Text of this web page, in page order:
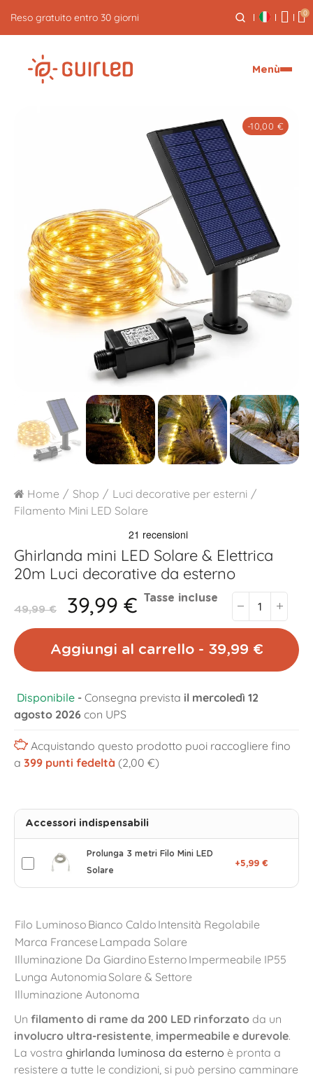
0
Menù
-10,00 €
Home Shop
Luci decorative per esterni
Filamento Mini LED Solare
Ghirlanda mini LED Solare & Elettrica
20m Luci decorative da esterno
49,99 € 39,99 € Tasse incluse
Aggiungi al carrello - 39,99 €
Disponibile - Consegna prevista il mercoledì 12
agosto 2026 con UPS
Acquistando questo prodotto puoi raccogliere fino
a 399 punti fedeltà (2,00 €)
Accessori indispensabili
Prolunga 3 metri Filo Mini LED
Solare
+5,99 €
Filo Luminoso Bianco Caldo Intensità Regolabile
Marca Francese Lampada Solare
Illuminazione Da Giardino Esterno Impermeabile IP55
Lunga AutonomiaSolare & Settore
Illuminazione Autonoma
Un filamento di rame da 200 LED rinforzato da un
involucro ultra-resistente, impermeabile e durevole.
La vostra ghirlanda luminosa da esterno è pronta a
resistere a tutte le condizioni, si può persino camminare